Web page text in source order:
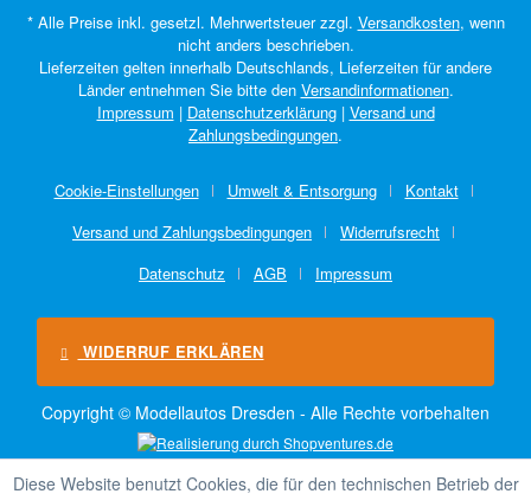
* Alle Preise inkl. gesetzl. Mehrwertsteuer zzgl. Versandkosten, wenn
nicht anders beschrieben.
Lieferzeiten gelten innerhalb Deutschlands, Lieferzeiten für andere
Länder entnehmen Sie bitte den Versandinformationen.
Impressum | Datenschutzerklärung| Versand und
Zahlungsbedingungen.
Cookie-Einstellungen Umwelt & Entsorgung
Kontakt
Versand und Zahlungsbedingungen
Widerrufsrecht
Datenschutz
AGB Impressum
WIDERRUF ERKLÄREN
Copyright © Modellautos Dresden - Alle Rechte vorbehalten
Diese Website benutzt Cookies, die für den technischen Betrieb der